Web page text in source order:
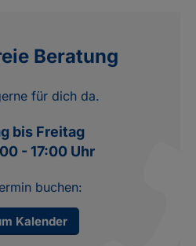
Beratung
für dich da.
bis Freitag
- 17:00 Uhr
buchen:
Kalender